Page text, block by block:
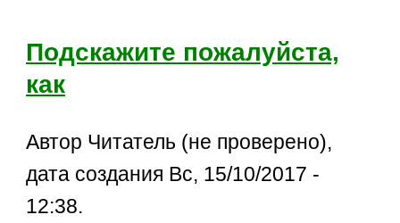
Подскажите пожалуйста,
как
Автор Читатель (не проверено),
дата создания Вс, 15/10/2017 -
12:38.